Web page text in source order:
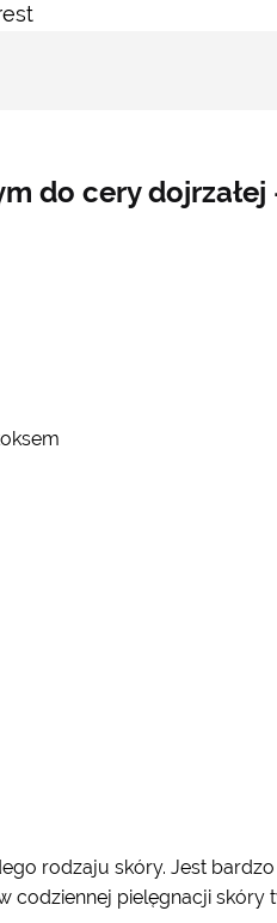
cery dojrzałej
rodzaju skóry. Jest
pielęgnacji skóry